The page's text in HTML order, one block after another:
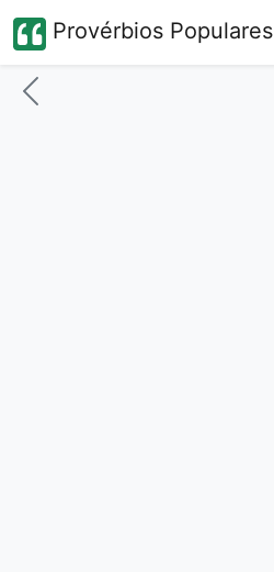
Provérbios Populares